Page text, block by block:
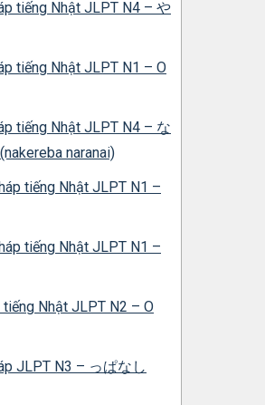
tiếng Nhật JLPT N4 – や
tiếng Nhật JLPT N1 – O
tiếng Nhật JLPT N4 – な
naranai)
tiếng Nhật JLPT N1 –
tiếng Nhật JLPT N1 –
tiếng Nhật JLPT N2 – O
JLPT N3 – っぱなし